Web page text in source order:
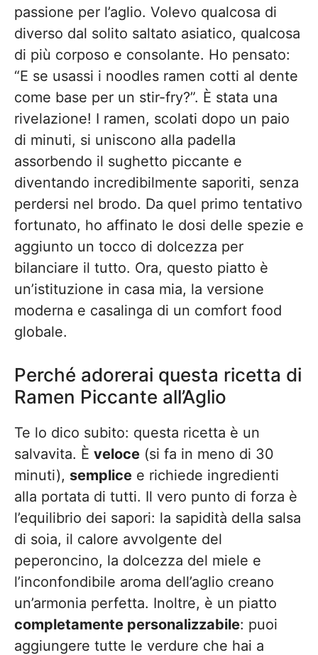
passione per l’aglio. Volevo qualcosa di
diverso dal solito saltato asiatico, qualcosa
di più corposo e consolante. Ho pensato:
“E se usassi i noodles ramen cotti al dente
come base per un stir-fry?”. È stata una
rivelazione! I ramen, scolati dopo un paio
di minuti, si uniscono alla padella
assorbendo il sughetto piccante e
diventando incredibilmente saporiti, senza
perdersi nel brodo. Da quel primo tentativo
fortunato, ho affinato le dosi delle spezie e
aggiunto un tocco di dolcezza per
bilanciare il tutto. Ora, questo piatto è
un’istituzione in casa mia, la versione
moderna e casalinga di un comfort food
globale.
Perché adorerai questa ricetta di
Ramen Piccante all’Aglio
Te lo dico subito: questa ricetta è un
salvavita. È veloce (si fa in meno di 30
minuti), semplice e richiede ingredienti
alla portata di tutti. Il vero punto di forza è
l’equilibrio dei sapori: la sapidità della salsa
di soia, il calore avvolgente del
peperoncino, la dolcezza del miele e
l’inconfondibile aroma dell’aglio creano
un’armonia perfetta. Inoltre, è un piatto
completamente personalizzabile: puoi
aggiungere tutte le verdure che hai a